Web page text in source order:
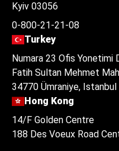
Kyiv 03056
0-800-21-21-08
Turkey
Numara 23 Ofis Yonetimi
Fatih Sultan Mehmet
34770 Ümraniye, Istanbul
Hong Kong
14/F Golden Centre
188 Des Voeux Road